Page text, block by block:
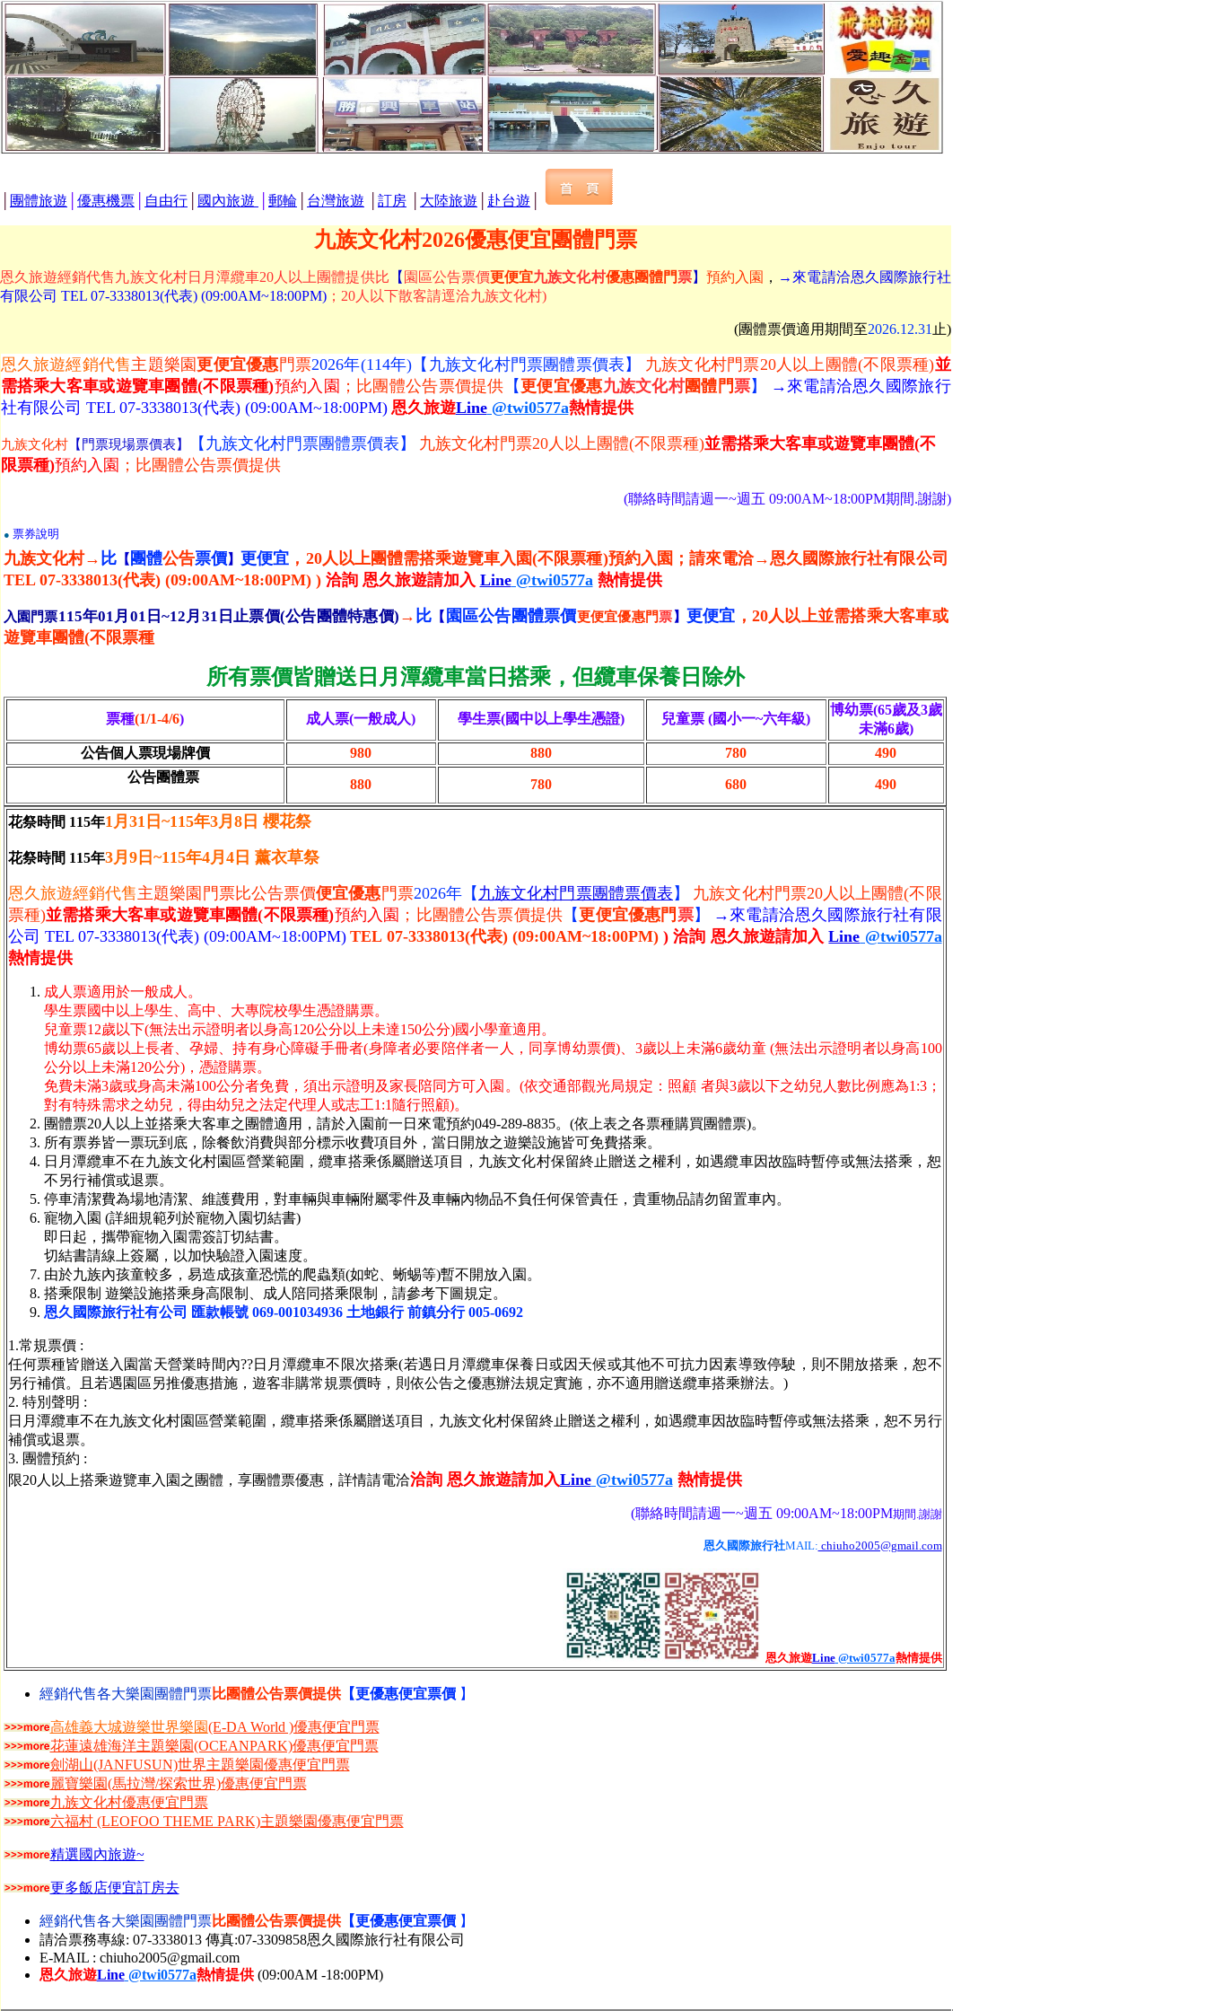
團體旅遊 優惠機票 自由行 國內旅遊 郵輪 台灣旅遊 訂房 大陸旅遊 赴台遊
九族文化村2026優惠便宜團體門票
恩久旅遊經銷代售九族文化村日月潭纜車20人以上團體提供比 【 園區公告票價更便宜九族文化村優惠團體門票】預約入園 ， →來電請洽恩久國際旅行社
有限公司 TEL 07-3338013(代表) (09:00AM~18:00PM) ；20人以下散客請逕洽九族文化村)
(團體票價適用期間至2026.12.31 止)
恩久旅遊經銷代售主題樂園 更便宜優惠門票2026年(114年) 【九族文化村門票團體票價表】 九族文化村門票20人以上團體(不限票種)並
需搭乘大客車或遊覽車團體(不限票種)預約入園 ；比團體公告票價提供 【 更便宜優惠九族文化村團體門 票】
→來電請洽恩久國際旅行
社有限公司 TEL 07-3338013(代表) (09:00AM~18:00PM) 恩久旅遊Line@twi0577a熱情提供
九族文化村【門票現場票價表】 【九族文化村門票團體票價表】 九族文化村門票20人以上團體(不限票種)並需搭乘大客車或遊覽車團體(不
限票種)預約入園 ；比團體公告票價提供
(聯絡時間請週一~週五 09:00AM~18:00PM期間.謝謝)
● 票券說明
九族文化村→ 比【 團體公告票價】 更便宜 ，20人以上團體需搭乘遊覽車入園(不限票種)預約入園；請來電洽→恩久國際旅行社有限公司
TEL 07-3338013(代表) (09:00AM~18:00PM) ) 洽詢 恩久旅遊請加入 Line@twi0577a熱情提供
入園門票115年01月01日~12月31日止票價(公告團體特惠價) → 比 【 園區公告團體票價更便宜優惠門票 】 更便宜 ，20人以上並需搭乘大客車或
遊覽車團體(不限票種
所有票價皆贈送日月潭纜車當日搭乘，但纜車保養日除外
票種(1/1-4/6) 成人票(一般成人) 學生票(國中以上學生憑證) 兒童票 (國小一~六年級)
博幼票(65歲及3歲
未滿6歲)
公告個人票現場牌價
980 880 780
490
公告團體票
880 780 680 490
花祭時間 115年1月31日~115年3月8日 櫻花祭
花祭時間 115年3月9日~115年4月4日 薰衣草祭
恩久旅遊經銷代售主題樂園門票比公告票價便宜優惠門票2026年【 九族文化村門票團體票價表 】 九族文化村門票20人以上團體(不限
票種)並需搭乘大客車或遊覽車團體(不限票種)預約入園 ；比團體公告票價提供 【 更便宜優惠門 票】
→來電請洽恩久國際旅行社有限
公司 TEL 07-3338013(代表) (09:00AM~18:00PM) TEL 07-3338013(代表) (09:00AM~18:00PM) )洽詢 恩久旅遊請加入Line @twi0577a
熱情提供
成人票適用於一般成人。
學生票國中以上學生、高中、大專院校學生憑證購票。
兒童票12歲以下(無法出示證明者以身高120公分以上未達150公分)國小學童適用。
博幼票65歲以上長者、孕婦、持有身心障礙手冊者(身障者必要陪伴者一人，同享博幼票價)、3歲以上未滿6歲幼童 (無法出示證明者以身高100
公分以上未滿120公分)，憑證購票。
免費未滿3歲或身高未滿100公分者免費，須出示證明及家長陪同方可入園。(依交通部觀光局規定：照顧 者與3歲以下之幼兒人數比例應為1:3；
對有特殊需求之幼兒，得由幼兒之法定代理人或志工1:1隨行照顧)。
團體票20人以上並搭乘大客車之團體適用，請於入園前一日來電預約049-289-8835。(依上表之各票種購買團體票)。
所有票券皆一票玩到底，除餐飲消費與部分標示收費項目外，當日開放之遊樂設施皆可免費搭乘。
日月潭纜車不在九族文化村園區營業範圍，纜車搭乘係屬贈送項目，九族文化村保留終止贈送之權利，如遇纜車因故臨時暫停或無法搭乘，恕
不另行補償或退票。
停車清潔費為場地清潔、維護費用，對車輛與車輛附屬零件及車輛內物品不負任何保管責任，貴重物品請勿留置車內。
寵物入園 (詳細規範列於寵物入園切結書)
即日起，攜帶寵物入園需簽訂切結書。
切結書請線上簽屬，以加快驗證入園速度。
由於九族內孩童較多，易造成孩童恐慌的爬蟲類(如蛇、蜥蜴等)暫不開放入園。
搭乘限制 遊樂設施搭乘身高限制、成人陪同搭乘限制，請參考下圖規定。
恩久國際旅行社有公司 匯款帳號 069-001034936 土地銀行 前鎮分行 005-0692
1.常規票價 :
任何票種皆贈送入園當天營業時間內??日月潭纜車不限次搭乘(若遇日月潭纜車保養日或因天候或其他不可抗力因素導致停駛，則不開放搭乘，恕不
另行補償。且若遇園區另推優惠措施，遊客非購常規票價時，則依公告之優惠辦法規定實施，亦不適用贈送纜車搭乘辦法。)
2. 特別聲明 :
日月潭纜車不在九族文化村園區營業範圍，纜車搭乘係屬贈送項目，九族文化村保留終止贈送之權利，如遇纜車因故臨時暫停或無法搭乘，恕不另行
補償或退票。
3. 團體預約 :
限20人以上搭乘遊覽車入園之團體，享團體票優惠，詳情請電洽洽詢 恩久旅遊請加入Line@twi0577a熱情提供
(聯絡時間請週一~週五 09:00AM~18:00PM期間.謝謝
恩久國際旅行社MAIL: chiuho2005@gmail.com
恩久旅遊Line@twi0577a熱情提供
經銷代售各大樂園團體門票比團體公告票價提供【更優惠便宜票價 】
高雄義大城遊樂世界樂園(E-DA World )優惠便宜門票
花蓮遠雄海洋主題樂園(OCEANPARK)優惠便宜門票
劍湖山(JANFUSUN)世界主題樂園優惠便宜門票
麗寶樂園(馬拉灣/探索世界)優惠便宜門票
九族文化村優惠便宜門票
六福村 (LEOFOO THEME PARK)主題樂園優惠便宜門票
精選國內旅遊~
更多飯店便宜訂房去
經銷代售各大樂園團體門票比團體公告票價提供【更優惠便宜票價 】
請洽票務專線: 07-3338013 傳真:07-3309858恩久國際旅行社有限公司
E-MAIL : chiuho2005@gmail.com
恩久旅遊Line@twi0577a熱情提供 (09:00AM -18:00PM)